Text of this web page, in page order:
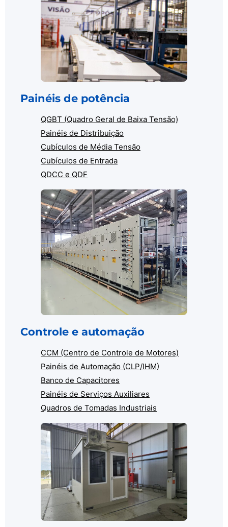
Painéis de potência
QGBT (Quadro Geral de Baixa Tensão)
Painéis de Distribuição
Cubículos de Média Tensão
Cubículos de Entrada
QDCC e QDF
Controle e automação
CCM (Centro de Controle de Motores)
Painéis de Automação (CLP/IHM)
Banco de Capacitores
Painéis de Serviços Auxiliares
Quadros de Tomadas Industriais